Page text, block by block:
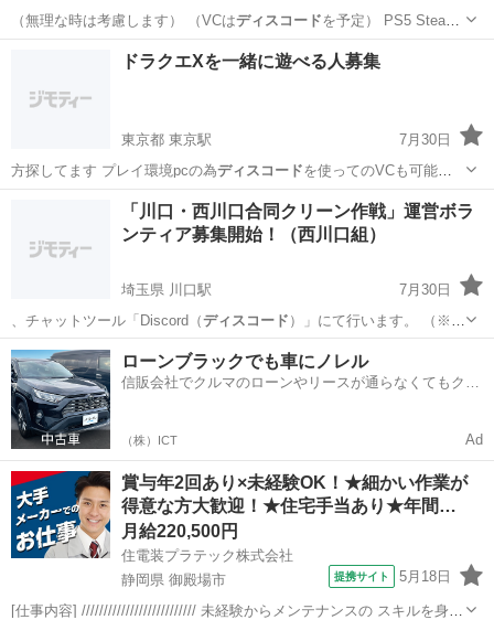
（無理な時は考慮します） （VCはディスコードを予定） PS5 Steam
など…
ゲーム/アプリ
ドラクエXを一緒に遊べる人募集
東京都 東京駅
7月30日
方探してます プレイ環境pcの為ディスコードを使ってのVCも可能で
す
東京駅 ゲーム/アプリ
「川口・西川口合同クリーン作戦」運営ボラ
ンティア募集開始！（西川口組）
埼玉県 川口駅
7月30日
、チャットツール「Discord（ディスコード ）」にて行います。 （※導
入方法…
埼玉 川口市 川口駅 ボランティア
ローンブラックでも車にノレル
信販会社でクルマのローンやリースが通らなくてもクル
（株）ICT Ad
賞与年2回あり×未経験OK！★細かい作業が
得意な方大歓迎！★住宅手当あり★年間…
月給220,500円
住電装プラテック株式会社
静岡県 御殿場市
提携サイト 5月18日
[仕事内容] ////////////////////////// 未経験からメンテナンスの スキルを身に